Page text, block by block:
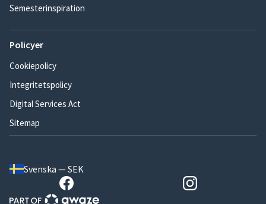
Semesterinspiration
Policyer
Cookiepolicy
Integritetspolicy
Digital Services Act
Sitemap
Svenska — SEK